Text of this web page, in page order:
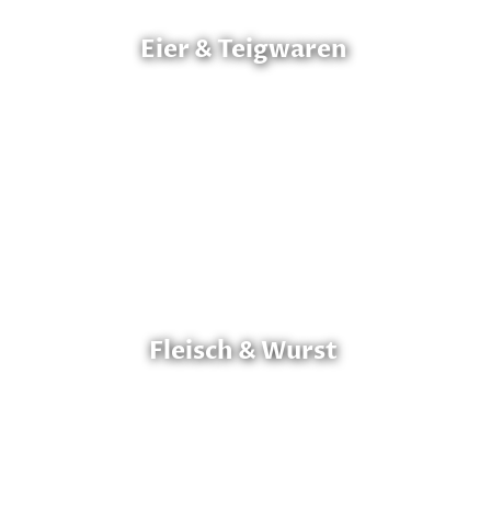
Eier & Teigwaren
Fleisch & Wurst